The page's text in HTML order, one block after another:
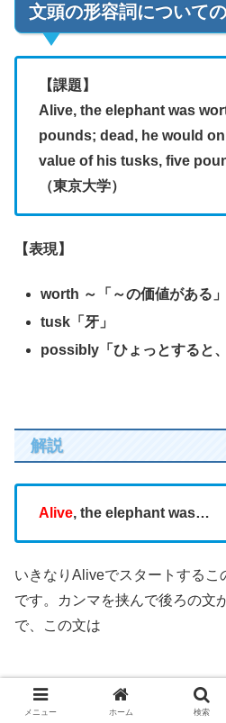
文頭の形容詞について
【課題】
Alive, the elephant was
pounds; dead, he would
value of his tusks, five
（東京大学）
【表現】
worth ～「～の価値がある」
tusk「牙」
possibly「ひょっとすると、
解説
Alive, the elephant was…
いきなりAliveでスタートするこ
です。カンマを挟んで後ろの文
で、この文は
メニュー ホーム 検索